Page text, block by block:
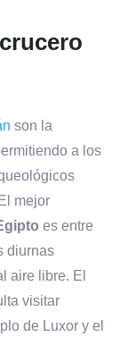
son la
a los
mejor
es entre
diurnas
aire libre. El
visitar
de Luxor y el